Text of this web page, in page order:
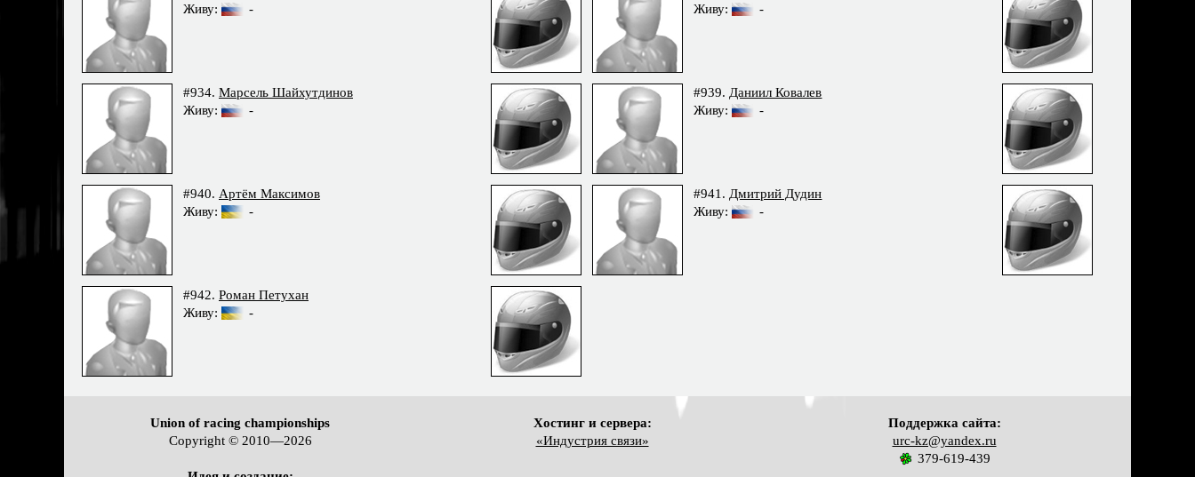
Живу:
-
Живу:
-
#934. Марсель Шайхутдинов
Живу:
-
#939. Даниил Ковалев
Живу:
-
#940. Артём Максимов
Живу:
-
#941. Дмитрий Дудин
Живу:
-
#942. Роман Петухан
Живу:
-
Union of racing championships
Copyright © 2010—2026
Хостинг и сервера:
«Индустрия связи»
Поддержка сайта:
urc-kz@yandex.ru
379-619-439